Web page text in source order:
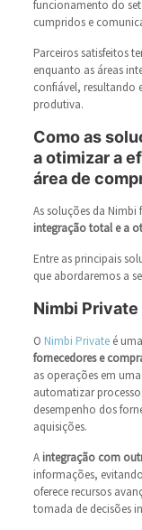
funcionamento do
cumpridos e
Parceiros satisfeitos
enquanto as áreas
confiável, resultando
produtiva.
Como as
a otimizar a
área de
As soluções da
integração total e a
Entre as principais
que abordaremos a
Nimbi Private
O Nimbi Privateé uma
fornecedores e
as operações em
automatizar
desempenho dos
aquisições.
Aintegração com
informações,
oferece recursos
tomada de decisões